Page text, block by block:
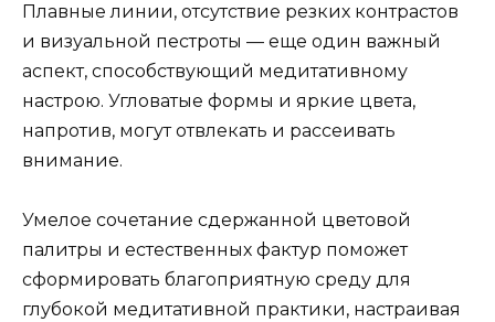
Плавные линии, отсутствие резких контрастов
и визуальной пестроты — еще один важный
аспект, способствующий медитативному
настрою. Угловатые формы и яркие цвета,
напротив, могут отвлекать и рассеивать
внимание.
Умелое сочетание сдержанной цветовой
палитры и естественных фактур поможет
сформировать благоприятную среду для
глубокой медитативной практики, настраивая